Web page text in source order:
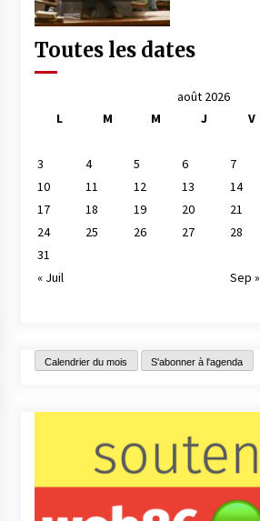
Toutes les dates
août 2026
L
M M J V
3
4 5 6 7
10
11 12 13 14
17
18 19 20 21
24
25 26 27 28
31
« Juil
Sep »
Calendrier du mois S'abonner à l'agenda